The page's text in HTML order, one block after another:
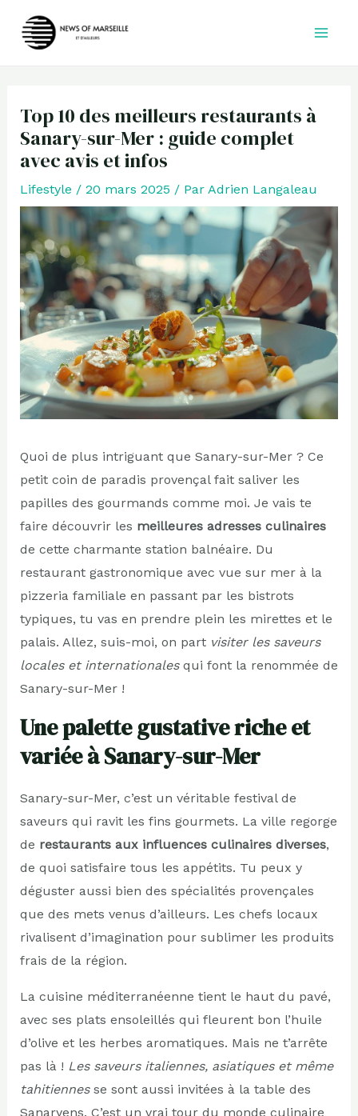
Top 10 des meilleurs restaurants à
Sanary-sur-Mer : guide complet
avec avis et infos
Lifestyle / 20 mars 2025 / Par Adrien Langaleau
Quoi de plus intriguant que Sanary-sur-Mer ? Ce
petit coin de paradis provençal fait saliver les
papilles des gourmands comme moi. Je vais te
faire découvrir les meilleures adresses culinaires
de cette charmante station balnéaire. Du
restaurant gastronomique avec vue sur mer à la
pizzeria familiale en passant par les bistrots
typiques, tu vas en prendre plein les mirettes et le
palais. Allez, suis-moi, on part visiter les saveurs
locales et internationalesqui font la renommée de
Sanary-sur-Mer !
Une palette gustative riche et
variée à Sanary-sur-Mer
Sanary-sur-Mer, c’est un véritable festival de
saveurs qui ravit les fins gourmets. La ville regorge
de restaurants aux influences culinaires diverses,
de quoi satisfaire tous les appétits. Tu peux y
déguster aussi bien des spécialités provençales
que des mets venus d’ailleurs. Les chefs locaux
rivalisent d’imagination pour sublimer les produits
frais de la région.
La cuisine méditerranéenne tient le haut du pavé,
avec ses plats ensoleillés qui fleurent bon l’huile
d’olive et les herbes aromatiques. Mais ne t’arrête
pas là ! Les saveurs italiennes, asiatiques et même
tahitiennesse sont aussi invitées à la table des
Sanaryens. C’est un vrai tour du monde culinaire